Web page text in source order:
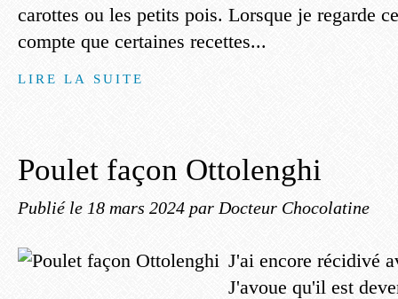
carottes ou les petits pois. Lorsque je regarde
compte que certaines recettes...
LIRE LA SUITE
Poulet façon Ottolenghi
Publié le 18 mars 2024 par Docteur Chocolatine
J'ai encore récidivé
J'avoue qu'il est